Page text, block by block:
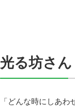
光る坊さん
「どんな時にしあわ